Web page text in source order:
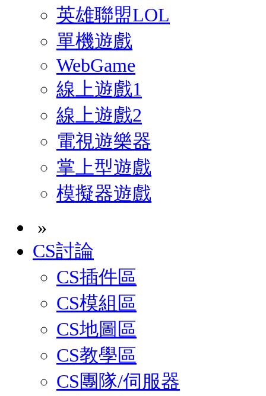
英雄聯盟LOL
單機遊戲
WebGame
線上遊戲1
線上遊戲2
電視遊樂器
掌上型遊戲
模擬器遊戲
»
CS討論
CS插件區
CS模組區
CS地圖區
CS教學區
CS團隊/伺服器